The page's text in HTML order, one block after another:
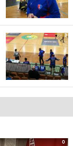
3
0